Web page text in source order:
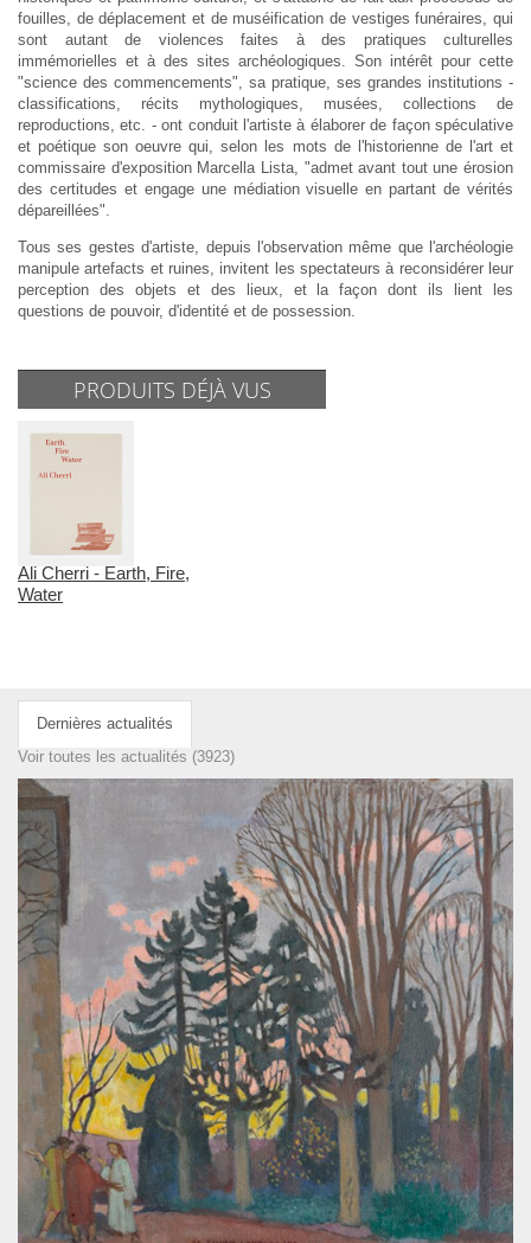
fouilles, de déplacement et de muséification de vestiges funéraires, qui
sont autant de violences faites à des pratiques culturelles
immémorielles et à des sites archéologiques. Son intérêt pour cette
"science des commencements", sa pratique, ses grandes institutions -
classifications, récits mythologiques, musées, collections de
reproductions, etc. - ont conduit l'artiste à élaborer de façon spéculative
et poétique son oeuvre qui, selon les mots de l'historienne de l'art et
commissaire d'exposition Marcella Lista, "admet avant tout une érosion
des certitudes et engage une médiation visuelle en partant de vérités
dépareillées".
Tous ses gestes d'artiste, depuis l'observation même que l'archéologie
manipule artefacts et ruines, invitent les spectateurs à reconsidérer leur
perception des objets et des lieux, et la façon dont ils lient les
questions de pouvoir, d'identité et de possession.
PRODUITS DÉJÀ VUS
Ali Cherri - Earth, Fire,
Water
Dernières actualités
Voir toutes les actualités (3923)